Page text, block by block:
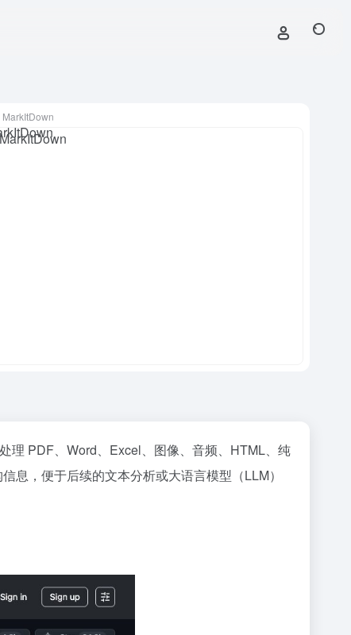
MarkItDown
理 PDF、Word、Excel、图像、音频、HTML、纯
息，便于后续的文本分析或大语言模型（LLM）